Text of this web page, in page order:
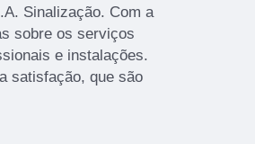
Sinalização. Com a
sobre os serviços
e instalações.
satisfação, que são